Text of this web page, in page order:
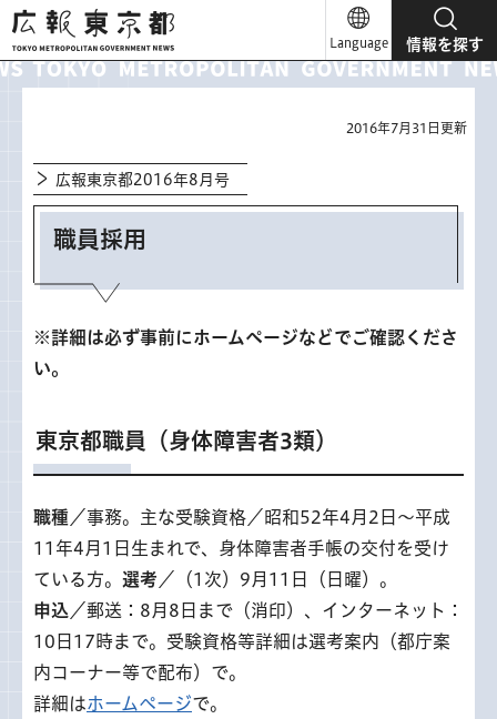
広報東京都
Language 情報を探す
2016年7月31日更新
広報東京都2016年8月号
職員採用
※詳細は必ず事前にホームページなどでご確認くださ
い。
東京都職員（身体障害者3類）
職種 ／事務。主な受験資格／昭和52年4月2日～平成
11年4月1日生まれで、身体障害者手帳の交付を受け
ている方。 選考 ／（1次）9月11日（日曜）。
申込 ／郵送：8月8日まで（消印）、インターネット：
10日17時まで。受験資格等詳細は選考案内（都庁案
内コーナー等で配布）で。
詳細はホームページで。